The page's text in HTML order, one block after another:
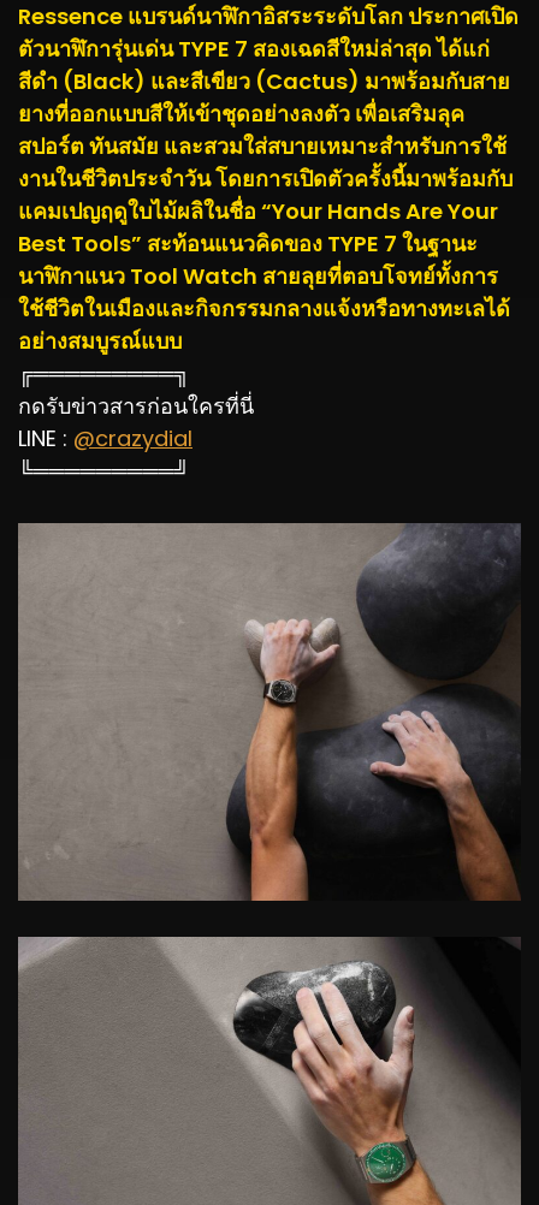
Ressence แบรนด์นาฬิกาอิสระระดับโลก ประกาศเปิด
ตัวนาฬิการุ่นเด่น TYPE 7 สองเฉดสีใหม่ล่าสุด ได้แก่
สีดำ (Black) และสีเขียว (Cactus) มาพร้อมกับสาย
ยางที่ออกแบบสีให้เข้าชุดอย่างลงตัว เพื่อเสริมลุค
สปอร์ต ทันสมัย และสวมใส่สบายเหมาะสำหรับการใช้
งานในชีวิตประจำวัน โดยการเปิดตัวครั้งนี้มาพร้อมกับ
แคมเปญฤดูใบไม้ผลิในชื่อ “Your Hands Are Your
Best Tools” สะท้อนแนวคิดของ TYPE 7 ในฐานะ
นาฬิกาแนว Tool Watch สายลุยที่ตอบโจทย์ทั้งการ
ใช้ชีวิตในเมืองและกิจกรรมกลางแจ้งหรือทางทะเลได้
อย่างสมบูรณ์แบบ
╔═════════╗
กดรับข่าวสารก่อนใครที่นี่
LINE : @crazydial
╚═════════╝